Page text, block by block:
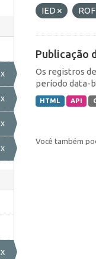
x
x
x
x
x
IED
ROF
Publicação
Os registros
período data-
HTML API
Você também